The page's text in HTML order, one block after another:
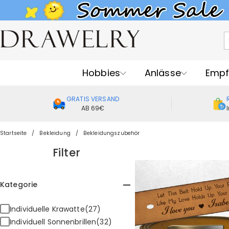
Hobbies Anlässe
GRATIS VERSAND
AB 69€
Startseite Bekleidung Bekleidungszubehör
Filter
Kategorie
Individuelle Krawatte(27)
Individuell Sonnenbrillen(32)